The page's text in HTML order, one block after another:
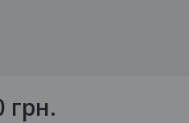
грн.